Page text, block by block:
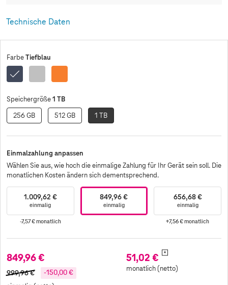
Technische Daten
Farbe Tiefblau
TiefblauSilber
Cosmic
Orange
Speichergröße 1 TB
256 GB 512 GB 1 TB
Einmalzahlung anpassen
Wählen Sie aus, wie hoch die einmalige Zahlung für Ihr Gerät sein soll. Die
monatlichen Kosten ändern sich dementsprechend.
1.009,62 €
einmalig
-7,57 €monatlich
849,96 €
einmalig
656,68 €
einmalig
+7,56 €monatlich
849,96 €
999,96 €
-150,00 €
51,02 € *
monatlich (netto)